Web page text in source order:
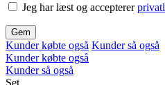
Jeg har læst og accepterer
Gem
Kunder købte også Kunder så også
Kunder købte også
Kunder så også
Set